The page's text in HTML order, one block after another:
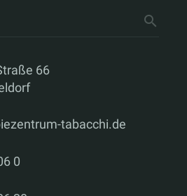
66
tabacchi.de
0